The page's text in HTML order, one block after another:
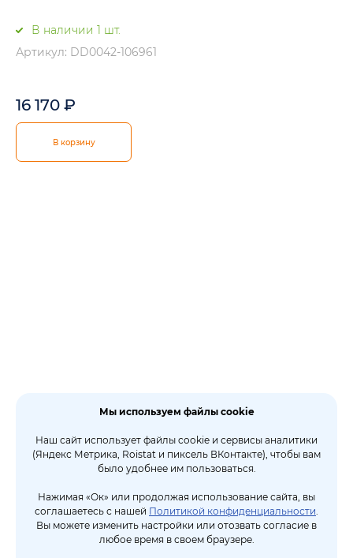
В наличии 1 шт.
Артикул: DD0042-106961
16 170 ₽
В корзину
Мы используем файлы cookie
Наш сайт использует файлы cookie и сервисы аналитики
(Яндекс Метрика, Roistat и пиксель ВКонтакте), чтобы вам
было удобнее им пользоваться.
Нажимая «Ок» или продолжая использование сайта, вы
соглашаетесь с нашей Политикой конфиденциальности.
Вы можете изменить настройки или отозвать согласие в
любое время в своем браузере.